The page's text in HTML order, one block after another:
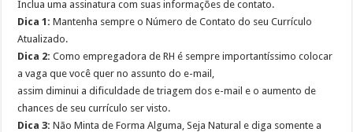
Inclua uma assinatura com suas informações de contato.
Dica 1: Mantenha sempre o Número de Contato do seu Currículo
Atualizado.
Dica 2: Como empregadora de RH é sempre importantíssimo colocar
a vaga que você quer no assunto do e-mail,
assim diminui a dificuldade de triagem dos e-mail e o aumento de
chances de seu currículo ser visto.
Dica 3: Não Minta de Forma Alguma, Seja Natural e diga somente a